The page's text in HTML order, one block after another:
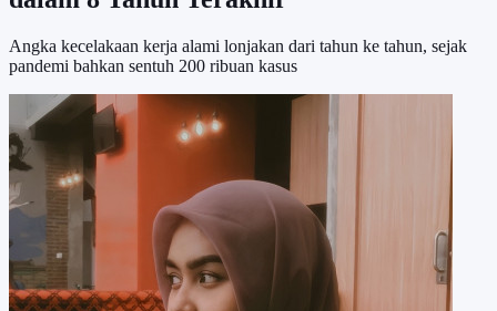
Angka kecelakaan kerja alami lonjakan dari tahun ke tahun, sejak
pandemi bahkan sentuh 200 ribuan kasus